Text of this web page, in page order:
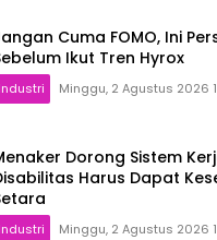
Cuma FOMO, Ini
Ikut Tren Hyrox
Industri Minggu, 2 Agustus 2026
Dorong Sistem
Harus Dapat
Industri Minggu, 2 Agustus 2026